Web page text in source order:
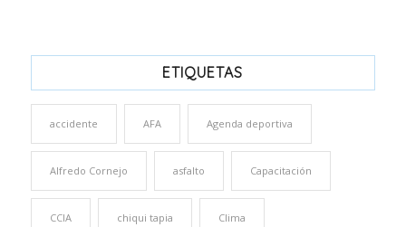
ETIQUETAS
accidente AFA Agenda deportiva
Alfredo Cornejo asfalto Capacitación
CCIA chiqui tapia Clima